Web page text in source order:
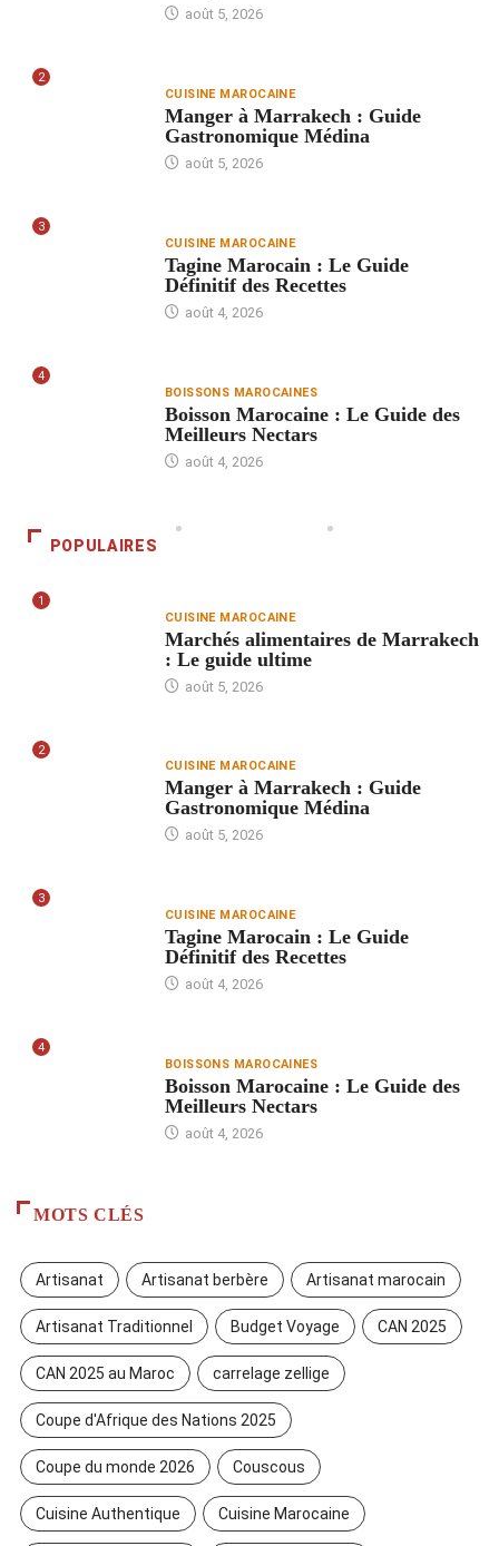
août 5, 2026
2
CUISINE MAROCAINE
Manger à Marrakech : Guide
Gastronomique Médina
août 5, 2026
3
CUISINE MAROCAINE
Tagine Marocain : Le Guide
Définitif des Recettes
août 4, 2026
4
BOISSONS MAROCAINES
Boisson Marocaine : Le Guide des
Meilleurs Nectars
août 4, 2026
POPULAIRES
1
CUISINE MAROCAINE
Marchés alimentaires de Marrakech
: Le guide ultime
août 5, 2026
2
CUISINE MAROCAINE
Manger à Marrakech : Guide
Gastronomique Médina
août 5, 2026
3
CUISINE MAROCAINE
Tagine Marocain : Le Guide
Définitif des Recettes
août 4, 2026
4
BOISSONS MAROCAINES
Boisson Marocaine : Le Guide des
Meilleurs Nectars
août 4, 2026
MOTS CLÉS
Artisanat Artisanat berbère Artisanat marocain
Artisanat Traditionnel Budget Voyage CAN 2025
CAN 2025 au Maroc carrelage zellige
Coupe d'Afrique des Nations 2025
Coupe du monde 2026 Couscous
Cuisine Authentique Cuisine Marocaine